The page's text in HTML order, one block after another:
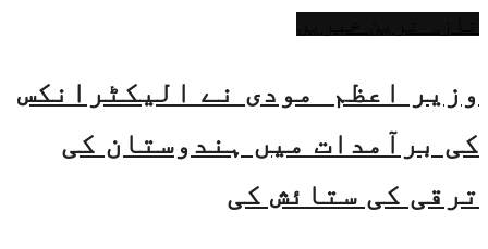
وزیر اعظم مودی نے الیکٹرانکس
کی برآمدات میں ہندوستان کی
ترقی کی ستائش کی